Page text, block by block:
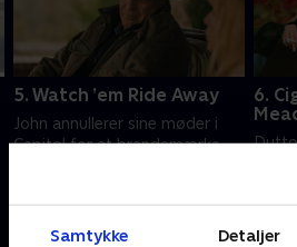
Samtykke Detaljer
5. Watch ’em Ride Away
John annullerer sine møder i
Capitol for at brandemærke
6.
sig
12.